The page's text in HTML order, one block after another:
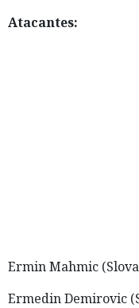
Atacantes:
Ermin Mahmic
Ermedin Demirovic